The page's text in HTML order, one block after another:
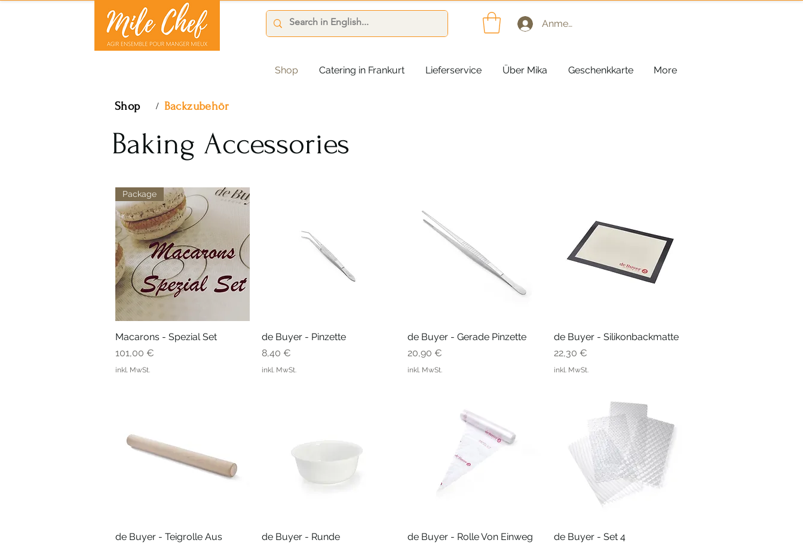
Anmelden
Shop Catering in Frankurt Lieferservice Über Mika Geschenkkarte More
Shop / Backzubehör
Baking Accessories
Schnellansicht
Package
Macarons - Spezial Set
Preis
101,00 €
inkl. MwSt.
Schnellansicht
de Buyer - Pinzette
Preis
8,40 €
inkl. MwSt.
Schnellansicht
de Buyer - Gerade Pinzette
Preis
20,90 €
inkl. MwSt.
Schnellansicht
de Buyer - Silikonbackmatte
Preis
22,30 €
inkl. MwSt.
Schnellansicht
de Buyer - Teigrolle Aus
Schnellansicht
de Buyer - Runde
Schnellansicht
de Buyer - Rolle Von Einweg
Schnellansicht
de Buyer - Set 4